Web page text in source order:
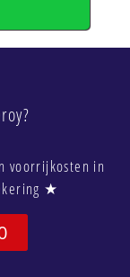
voorrijkosten in
★